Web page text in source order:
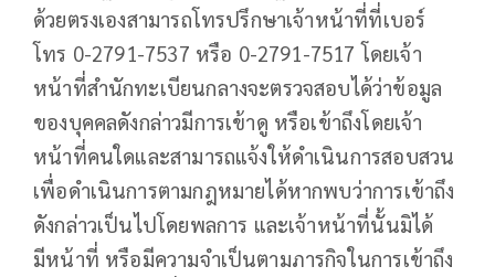
ด้วยตรงเองสามารถโทรปรึกษาเจ้าหน้าที่ที่เบอร์
โทร 0-2791-7537 หรือ 0-2791-7517 โดยเจ้า
หน้าที่สำนักทะเบียนกลางจะตรวจสอบได้ว่าข้อมูล
ของบุคคลดังกล่าวมีการเข้าดู หรือเข้าถึงโดยเจ้า
หน้าที่คนใดและสามารถแจ้งให้ดำเนินการสอบสวน
เพื่อดำเนินการตามกฎหมายได้หากพบว่าการเข้าถึง
ดังกล่าวเป็นไปโดยพลการ และเจ้าหน้าที่นั้นมิได้
มีหน้าที่ หรือมีความจำเป็นตามภารกิจในการเข้าถึง